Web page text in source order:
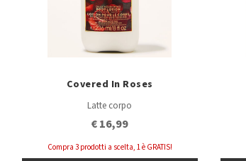
Covered In Roses
Latte corpo
€ 16,99
Compra 3 prodotti a scelta, 1 è GRATIS!